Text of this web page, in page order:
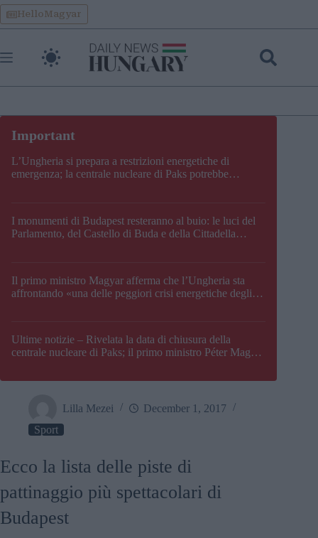
Skip
to
content
HelloMagyar
L’Ungheria si prepara a restrizioni energetiche di
emergenza; la centrale nucleare di Paks potrebbe
I monumenti di Budapest resteranno al buio: le luci del
Parlamento, del Castello di Buda e della Cittadella
Il primo ministro Magyar afferma che l’Ungheria sta
affrontando «una delle peggiori crisi energetiche degli
Ultime notizie – Rivelata la data di chiusura della
centrale nucleare di Paks; il primo ministro Péter Magyar
Lilla Mezei
December 1, 2017
Sport
Ecco la lista delle piste di
pattinaggio più spettacolari di
Budapest